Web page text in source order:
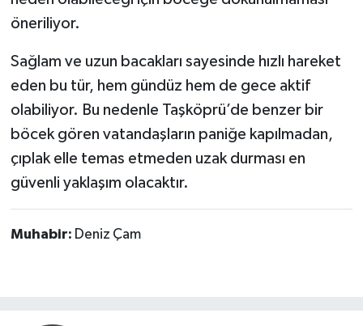
öneriliyor.
Sağlam ve uzun bacakları sayesinde hızlı hareket
eden bu tür, hem gündüz hem de gece aktif
olabiliyor. Bu nedenle Taşköprü’de benzer bir
böcek gören vatandaşların paniğe kapılmadan,
çıplak elle temas etmeden uzak durması en
güvenli yaklaşım olacaktır.
Muhabir: Deniz Çam
Haber Arşivi